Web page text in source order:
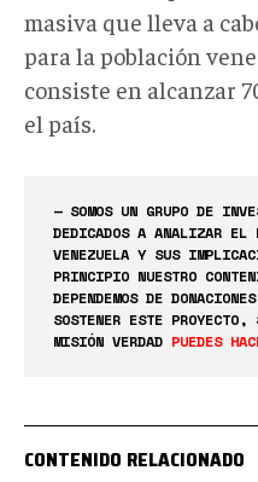
masiva que lleva a
para la población
consiste en alcanzar
el país.
— SOMOS UN GRUPO DE
DEDICADOS A ANALIZAR EL
VENEZUELA Y SUS
PRINCIPIO NUESTRO
DEPENDEMOS DE
SOSTENER ESTE
MISIÓN VERDAD PUEDES
CONTENIDO RELACIONADO